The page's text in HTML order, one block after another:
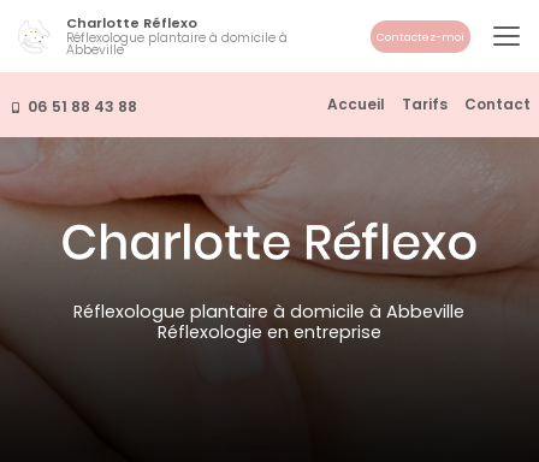
contenu
principal
06 51 88 43 88 Accueil Tarifs Contact
Charlotte Réflexo
Réflexologue plantaire à domicile à
Abbeville
Contactez-moi
Réflexologue plantaire à domicile à Abbeville
Réflexologie en entreprise